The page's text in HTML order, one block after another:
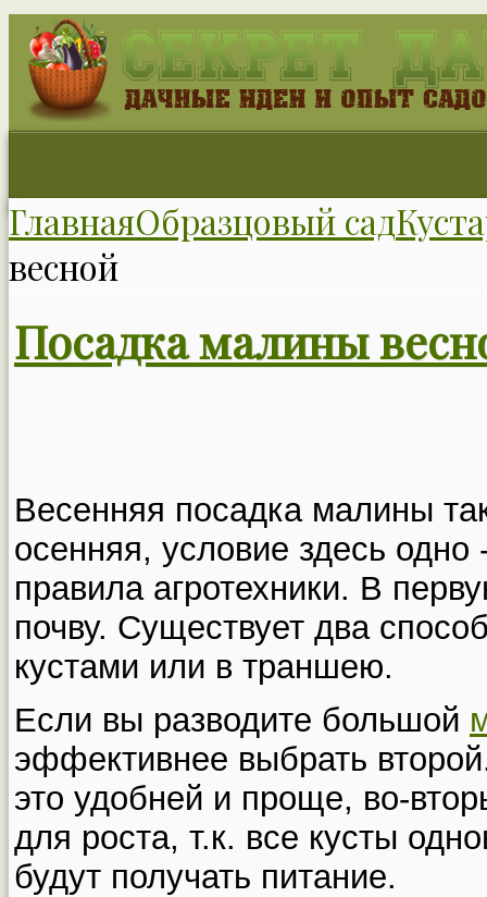
ГлавнаяОбразцовый сад
весной
Посадка малины
Весенняя посадка малины
осенняя, условие здесь одно
правила агротехники. В
почву. Существует два
кустами или в траншею.
Если вы разводите большой
эффективнее выбрать
это удобней и проще, во-
для роста, т.к. все кусты
будут получать питание.